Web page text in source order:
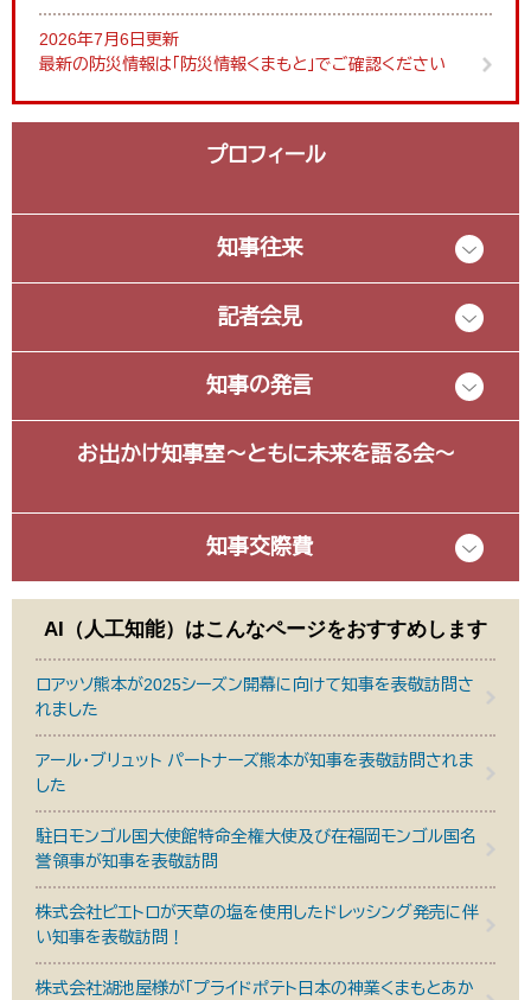
2026年7月6日更新
最新の防災情報は「防災情報くまもと」でご確認ください
プロフィール
知事往来
記者会見
知事の発言
お出かけ知事室～ともに未来を語る会～
知事交際費
AI（人工知能）はこんなページをおすすめします
ロアッソ熊本が2025シーズン開幕に向けて知事を表敬訪問さ
れました
アール・ブリュット パートナーズ熊本が知事を表敬訪問されま
した
駐日モンゴル国大使館特命全権大使及び在福岡モンゴル国名
誉領事が知事を表敬訪問
株式会社ピエトロが天草の塩を使用したドレッシング発売に伴
い知事を表敬訪問！
株式会社湖池屋様が「プライドポテト日本の神業くまもとあか